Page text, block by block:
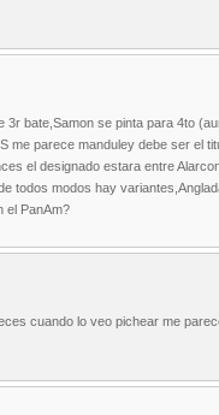
bate,Samon se pinta para 4to
parece manduley debe ser el
el designado estara entre
todos modos hay
el PanAm?
cuando lo veo pichear me